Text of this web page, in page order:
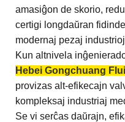
amasiĝon de skorio,
certigi longdaŭran
modernaj pezaj
Kun altnivela
Hebei Gongchuang
provizas alt-efikecajn
kompleksaj industriaj
Se vi serĉas daŭrajn,